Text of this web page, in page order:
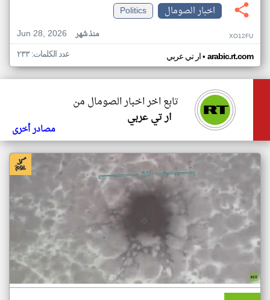
اخبار الصومال
Politics
Jun 28, 2026
منذ شهر XO12FU
ار تي عربي• arabic.rt.com عدد الكلمات: ٢٣٣
تابع اخر اخبار الصومال من
ار تي عربي
مصادر أخرى